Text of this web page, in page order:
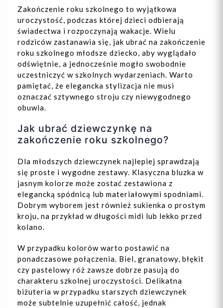
Zakończenie roku szkolnego to wyjątkowa
uroczystość, podczas której dzieci odbierają
świadectwa i rozpoczynają wakacje. Wielu
rodziców zastanawia się, jak ubrać na zakończenie
roku szkolnego młodsze dziecko, aby wyglądało
odświętnie, a jednocześnie mogło swobodnie
uczestniczyć w szkolnych wydarzeniach. Warto
pamiętać, że elegancka stylizacja nie musi
oznaczać sztywnego stroju czy niewygodnego
obuwia.
Jak ubrać dziewczynkę na
zakończenie roku szkolnego?
Dla młodszych dziewczynek najlepiej sprawdzają
się proste i wygodne zestawy. Klasyczna bluzka w
jasnym kolorze może zostać zestawiona z
elegancką spódnicą lub materiałowymi spodniami.
Dobrym wyborem jest również sukienka o prostym
kroju, na przykład w długości midi lub lekko przed
kolano.
W przypadku kolorów warto postawić na
ponadczasowe połączenia. Biel, granatowy, błękit
czy pastelowy róż zawsze dobrze pasują do
charakteru szkolnej uroczystości. Delikatna
biżuteria w przypadku starszych dziewczynek
może subtelnie uzupełnić całość, jednak